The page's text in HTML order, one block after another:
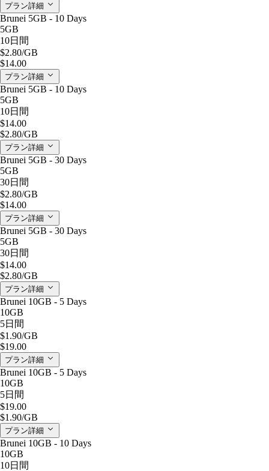
プラン詳細
Brunei 5GB - 10 Days
5GB
10日間
$2.80/GB
$14.00
プラン詳細
Brunei 5GB - 10 Days
5GB
10日間
$14.00
$2.80/GB
プラン詳細
Brunei 5GB - 30 Days
5GB
30日間
$2.80/GB
$14.00
プラン詳細
Brunei 5GB - 30 Days
5GB
30日間
$14.00
$2.80/GB
プラン詳細
Brunei 10GB - 5 Days
10GB
5日間
$1.90/GB
$19.00
プラン詳細
Brunei 10GB - 5 Days
10GB
5日間
$19.00
$1.90/GB
プラン詳細
Brunei 10GB - 10 Days
10GB
10日間